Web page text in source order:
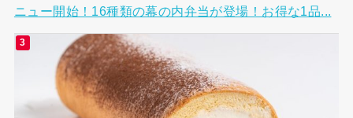
ニュー開始！16種類の幕の内弁当が登場！お得な1品...